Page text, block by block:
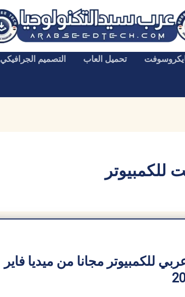
تحميل العاب التصميم الجرافيكي
للكمبيوتر مجانا من ميديا ​​فاير